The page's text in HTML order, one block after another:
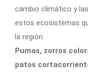
cambio climático y
estos ecosistemas
la región.
Pumas, zorros
patos